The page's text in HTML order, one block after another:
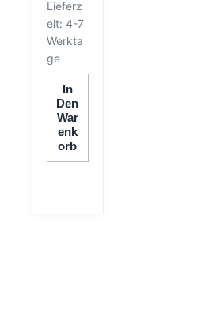
Lieferz
eit: 4-7
Werkta
ge
In
Den
War
Enk
Orb